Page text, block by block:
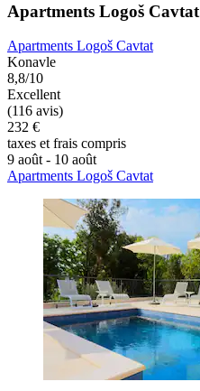
Apartments Logoš Cavtat
Apartments Logoš Cavtat
Konavle
8,8/10
Excellent
(116 avis)
232 €
taxes et frais compris
9 août - 10 août
Apartments Logoš Cavtat